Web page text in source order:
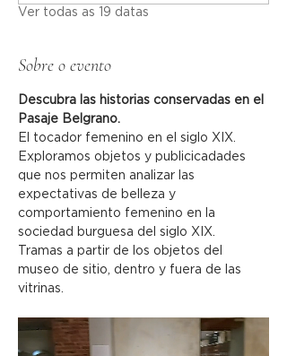
Ver todas as 19 datas
Sobre o evento
Descubra las historias conservadas en el
Pasaje Belgrano.
El tocador femenino en el siglo XIX.
Exploramos objetos y publicicadades
que nos permiten analizar las
expectativas de belleza y
comportamiento femenino en la
sociedad burguesa del siglo XIX.
Tramas a partir de los objetos del
museo de sitio, dentro y fuera de las
vitrinas.